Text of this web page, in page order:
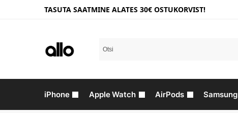
TASUTA SAATMINE ALATES 30€ OSTUKORVIST!
iPhone Apple Watch AirPods Samsung